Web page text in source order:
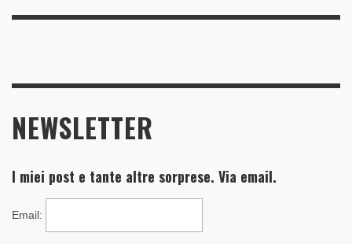
NEWSLETTER
I miei post e tante altre sorprese. Via email.
Email: